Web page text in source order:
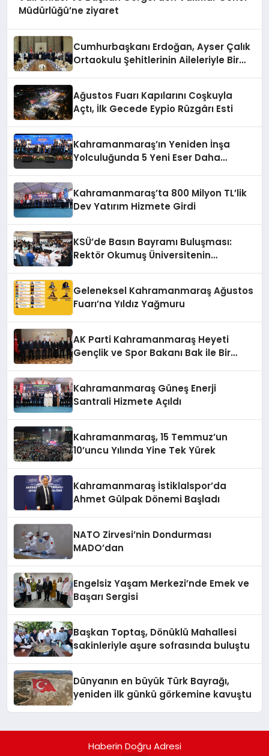
Müdürlüğü’ne ziyaret
Cumhurbaşkanı Erdoğan, Ayser Çalık
Ortaokulu Şehitlerinin Aileleriyle Bir
Ağustos Fuarı Kapılarını Coşkuyla
Açtı, İlk Gecede Eypio Rüzgârı Esti
Kahramanmaraş’ın Yeniden İnşa
Yolculuğunda 5 Yeni Eser Daha
Kahramanmaraş’ta 800 Milyon TL’lik
Dev Yatırım Hizmete Girdi
KSÜ’de Basın Bayramı Buluşması:
Rektör Okumuş Üniversitenin
Geleneksel Kahramanmaraş Ağustos
Fuarı’na Yıldız Yağmuru
AK Parti Kahramanmaraş Heyeti
Gençlik ve Spor Bakanı Bak ile Bir
Kahramanmaraş Güneş Enerji
Santrali Hizmete Açıldı
Kahramanmaraş, 15 Temmuz’un
10’uncu Yılında Yine Tek Yürek
Kahramanmaraş İstiklalspor’da
Ahmet Gülpak Dönemi Başladı
NATO Zirvesi’nin Dondurması
MADO’dan
Engelsiz Yaşam Merkezi’nde Emek ve
Başarı Sergisi
Başkan Toptaş, Dönüklü Mahallesi
sakinleriyle aşure sofrasında buluştu
Dünyanın en büyük Türk Bayrağı,
yeniden ilk günkü görkemine kavuştu
Haberin Doğru Adresi